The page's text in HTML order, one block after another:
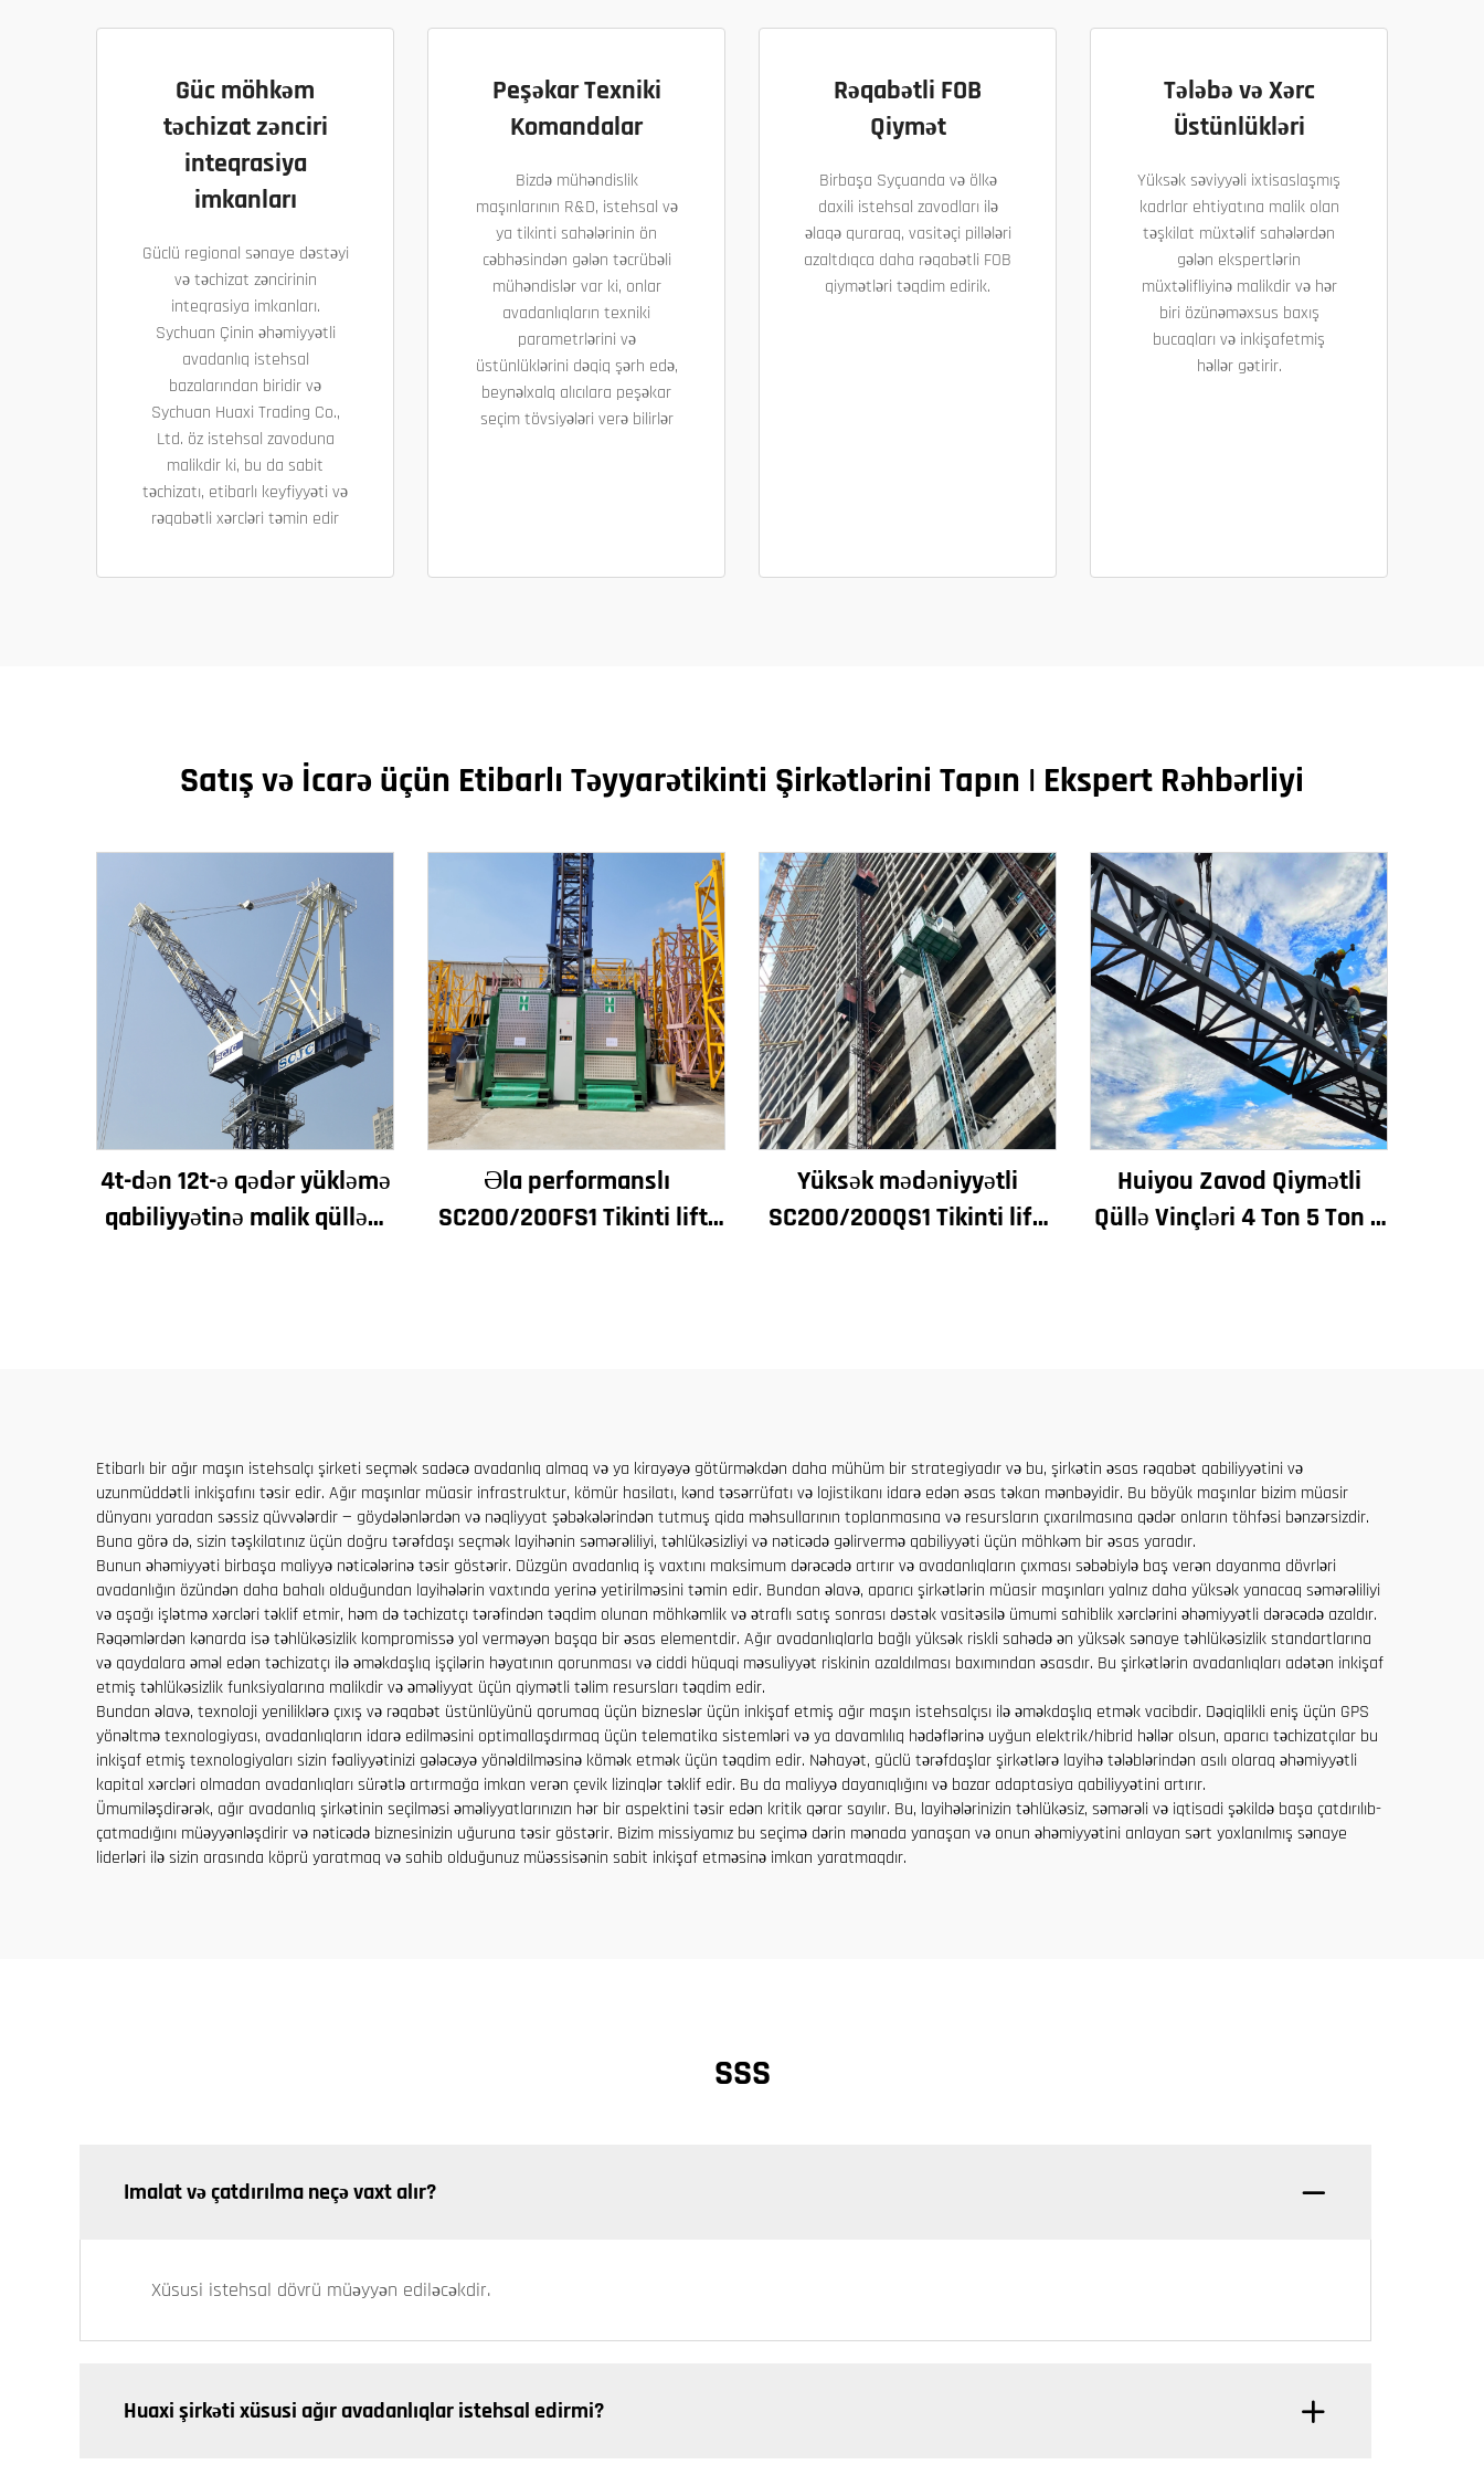
Güc möhkəm
təchizat zənciri
inteqrasiya
imkanları
Güclü regional sənaye dəstəyi
və təchizat zəncirinin
inteqrasiya imkanları.
Sychuan Çinin əhəmiyyətli
avadanlıq istehsal
bazalarından biridir və
Sychuan Huaxi Trading Co.,
Ltd. öz istehsal zavoduna
malikdir ki, bu da sabit
təchizatı, etibarlı keyfiyyəti və
rəqabətli xərcləri təmin edir
Peşəkar Texniki
Komandalar
Bizdə mühəndislik
maşınlarının R&D, istehsal və
ya tikinti sahələrinin ön
cəbhəsindən gələn təcrübəli
mühəndislər var ki, onlar
avadanlıqların texniki
parametrlərini və
üstünlüklərini dəqiq şərh edə,
beynəlxalq alıcılara peşəkar
seçim tövsiyələri verə bilirlər
Rəqabətli FOB
Qiymət
Birbaşa Syçuanda və ölkə
daxili istehsal zavodları ilə
əlaqə quraraq, vasitəçi pillələri
azaltdıqca daha rəqabətli FOB
qiymətləri təqdim edirik.
Tələbə və Xərc
Üstünlükləri
Yüksək səviyyəli ixtisaslaşmış
kadrlar ehtiyatına malik olan
təşkilat müxtəlif sahələrdən
gələn ekspertlərin
müxtəlifliyinə malikdir və hər
biri özünəməxsus baxış
bucaqları və inkişafetmiş
həllər gətirir.
Satış və İcarə üçün Etibarlı Təyyarətikinti Şirkətlərini Tapın | Ekspert Rəhbərliyi
4t-dən 12t-ə qədər yükləmə
qabiliyyətinə malik qülləvi
Əla performanslı
SC200/200FS1 Tikinti lifti
Yüksək mədəniyyətli
SC200/200QS1 Tikinti lifti
Huiyou Zavod Qiymətli
Qüllə Vinçləri 4 Ton 5 Ton 6
Etibarlı bir ağır maşın istehsalçı şirketi seçmək sadəcə avadanlıq almaq və ya kirayəyə götürməkdən daha mühüm bir strategiyadır və bu, şirkətin əsas rəqabət qabiliyyətini və
uzunmüddətli inkişafını təsir edir. Ağır maşınlar müasir infrastruktur, kömür hasilatı, kənd təsərrüfatı və lojistikanı idarə edən əsas təkan mənbəyidir. Bu böyük maşınlar bizim müasir
dünyanı yaradan səssiz qüvvələrdir — göydələnlərdən və nəqliyyat şəbəkələrindən tutmuş qida məhsullarının toplanmasına və resursların çıxarılmasına qədər onların töhfəsi bənzərsizdir.
Buna görə də, sizin təşkilatınız üçün doğru tərəfdaşı seçmək layihənin səmərəliliyi, təhlükəsizliyi və nəticədə gəlirvermə qabiliyyəti üçün möhkəm bir əsas yaradır.
Bunun əhəmiyyəti birbaşa maliyyə nəticələrinə təsir göstərir. Düzgün avadanlıq iş vaxtını maksimum dərəcədə artırır və avadanlıqların çıxması səbəbiylə baş verən dayanma dövrləri
avadanlığın özündən daha bahalı olduğundan layihələrin vaxtında yerinə yetirilməsini təmin edir. Bundan əlavə, aparıcı şirkətlərin müasir maşınları yalnız daha yüksək yanacaq səmərəliliyi
və aşağı işlətmə xərcləri təklif etmir, həm də təchizatçı tərəfindən təqdim olunan möhkəmlik və ətraflı satış sonrası dəstək vasitəsilə ümumi sahiblik xərclərini əhəmiyyətli dərəcədə azaldır.
Rəqəmlərdən kənarda isə təhlükəsizlik kompromissə yol verməyən başqa bir əsas elementdir. Ağır avadanlıqlarla bağlı yüksək riskli sahədə ən yüksək sənaye təhlükəsizlik standartlarına
və qaydalara əməl edən təchizatçı ilə əməkdaşlıq işçilərin həyatının qorunması və ciddi hüquqi məsuliyyət riskinin azaldılması baxımından əsasdır. Bu şirkətlərin avadanlıqları adətən inkişaf
etmiş təhlükəsizlik funksiyalarına malikdir və əməliyyat üçün qiymətli təlim resursları təqdim edir.
Bundan əlavə, texnoloji yeniliklərə çıxış və rəqabət üstünlüyünü qorumaq üçün bizneslər üçün inkişaf etmiş ağır maşın istehsalçısı ilə əməkdaşlıq etmək vacibdir. Dəqiqlikli eniş üçün GPS
yönəltmə texnologiyası, avadanlıqların idarə edilməsini optimallaşdırmaq üçün telematika sistemləri və ya davamlılıq hədəflərinə uyğun elektrik/hibrid həllər olsun, aparıcı təchizatçılar bu
inkişaf etmiş texnologiyaları sizin fəaliyyətinizi gələcəyə yönəldilməsinə kömək etmək üçün təqdim edir. Nəhayət, güclü tərəfdaşlar şirkətlərə layihə tələblərindən asılı olaraq əhəmiyyətli
kapital xərcləri olmadan avadanlıqları sürətlə artırmağa imkan verən çevik lizinqlər təklif edir. Bu da maliyyə dayanıqlığını və bazar adaptasiya qabiliyyətini artırır.
Ümumiləşdirərək, ağır avadanlıq şirkətinin seçilməsi əməliyyatlarınızın hər bir aspektini təsir edən kritik qərar sayılır. Bu, layihələrinizin təhlükəsiz, səmərəli və iqtisadi şəkildə başa çatdırılıb-
çatmadığını müəyyənləşdirir və nəticədə biznesinizin uğuruna təsir göstərir. Bizim missiyamız bu seçimə dərin mənada yanaşan və onun əhəmiyyətini anlayan sərt yoxlanılmış sənaye
liderləri ilə sizin arasında köprü yaratmaq və sahib olduğunuz müəssisənin sabit inkişaf etməsinə imkan yaratmaqdır.
SSS
Imalat və çatdırılma neçə vaxt alır?
Xüsusi istehsal dövrü müəyyən ediləcəkdir.
Huaxi şirkəti xüsusi ağır avadanlıqlar istehsal edirmi?